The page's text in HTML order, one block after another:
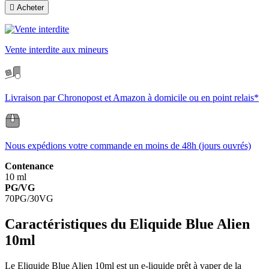
 Acheter
Vente interdite aux mineurs
Livraison par Chronopost et Amazon à domicile ou en point relais*
Nous expédions votre commande en moins de 48h (jours ouvrés)
Contenance
10 ml
PG/VG
70PG/30VG
Caractéristiques du Eliquide Blue Alien
10ml
Le Eliquide Blue Alien 10ml est un e-liquide prêt à vaper de la